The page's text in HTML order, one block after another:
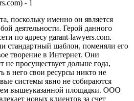
поскольку именно он является
деятельности. Герой данного
по адресу garant-lawyers.com.
стандартный шаблон, поменяли его
творение в Интернет. Они
просуществует дольше года,
в него свои ресурсы никто не
системы явно не собираются
вышеуказанной площадки. ООО
новых клиентов за счет